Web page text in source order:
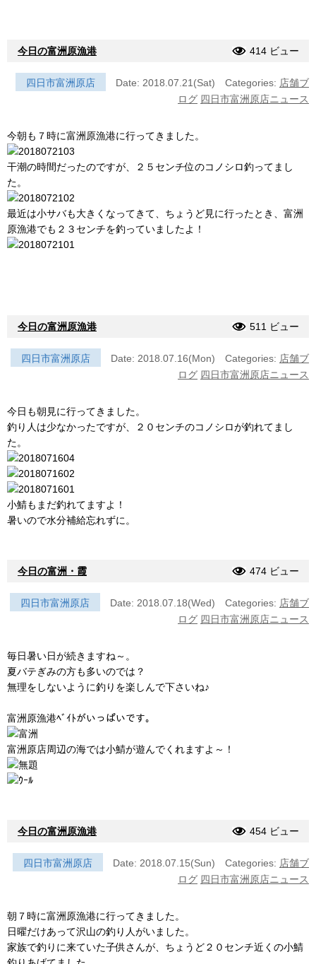
今日の富洲原漁港 414 ビュー
四日市富洲原店 Date: 2018.07.21(Sat) Categories: 店舗ブ
ログ 四日市富洲原店ニュース
今朝も７時に富洲原漁港に行ってきました。
干潮の時間だったのですが、２５センチ位のコノシロ釣ってまし
た。
最近は小サバも大きくなってきて、ちょうど見に行ったとき、富洲
原漁港でも２３センチを釣っていましたよ！
今日の富洲原漁港 511 ビュー
四日市富洲原店 Date: 2018.07.16(Mon) Categories: 店舗ブ
ログ 四日市富洲原店ニュース
今日も朝見に行ってきました。
釣り人は少なかったですが、２０センチのコノシロが釣れてまし
た。
小鯖もまだ釣れてますよ！
暑いので水分補給忘れずに。
今日の富洲・霞 474 ビュー
四日市富洲原店 Date: 2018.07.18(Wed) Categories: 店舗ブ
ログ 四日市富洲原店ニュース
毎日暑い日が続きますね～。
夏バテぎみの方も多いのでは？
無理をしないように釣りを楽しんで下さいね♪
富洲原漁港ﾍﾞｲﾄがいっぱいです。
富洲原店周辺の海では小鯖が遊んでくれますよ～！
今日の富洲原漁港 454 ビュー
四日市富洲原店 Date: 2018.07.15(Sun) Categories: 店舗ブ
ログ 四日市富洲原店ニュース
朝７時に富洲原漁港に行ってきました。
日曜だけあって沢山の釣り人がいました。
家族で釣りに来ていた子供さんが、ちょうど２０センチ近くの小鯖